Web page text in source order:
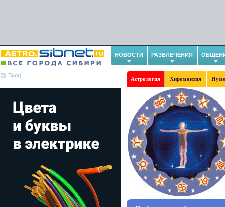
НОВОСТИ РАЗВЛЕЧЕНИЯ
Вход
Астрология Хиромантия